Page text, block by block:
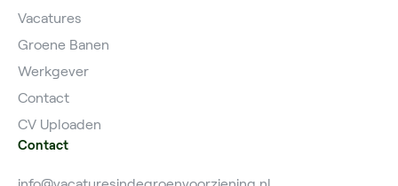
Vacatures
Groene Banen
Werkgever
Contact
CV Uploaden
Contact